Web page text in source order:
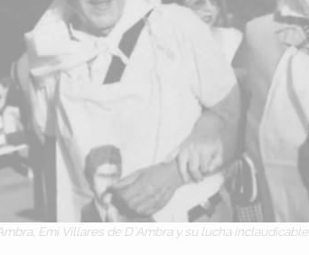
Emi Villares de D´Ambra y su lucha inclaudicable.